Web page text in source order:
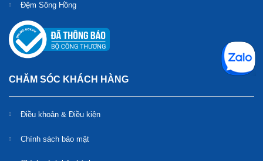
Đệm Sông Hồng
CHĂM SÓC KHÁCH HÀNG
Điều khoản & Điều kiện
Chính sách bảo mật